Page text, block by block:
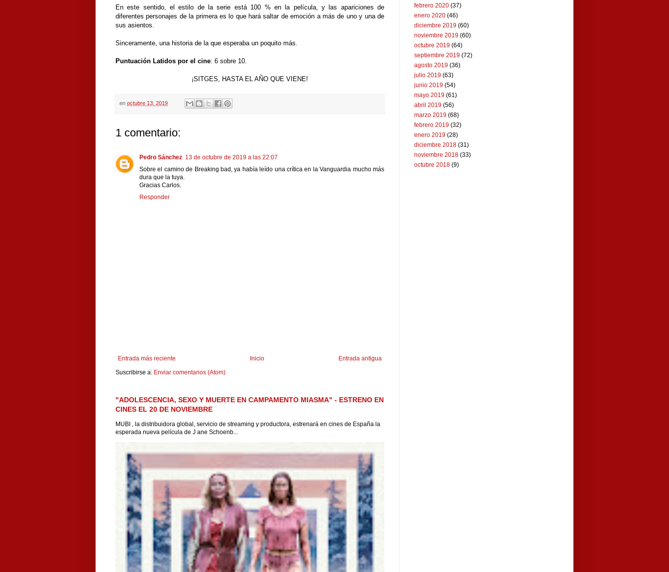
En este sentido, el estilo de la serie está 100 % en la película, y las apariciones de
diferentes personajes de la primera es lo que hará saltar de emoción a más de uno y una de
sus asientos.
Sinceramente, una historia de la que esperaba un poquito más.
Puntuación Latidos por el cine: 6 sobre 10.
¡SITGES, HASTA EL AÑO QUE VIENE!
en octubre 13, 2019
1 comentario:
Pedro Sánchez 13 de octubre de 2019 a las 22:07
Sobre el camino de Breaking bad, ya había leído una crítica en la Vanguardia mucho más
dura que la tuya.
Gracias Carlos.
Responder
Entrada más reciente Entrada antigua
Inicio
Suscribirse a: Enviar comentarios (Atom)
"ADOLESCENCIA, SEXO Y MUERTE EN CAMPAMENTO MIASMA" - ESTRENO EN
CINES EL 20 DE NOVIEMBRE
MUBI , la distribuidora global, servicio de streaming y productora, estrenará en cines de España la
esperada nueva película de J ane Schoenb...
febrero 2020 (37)
enero 2020 (46)
diciembre 2019 (60)
noviembre 2019 (60)
octubre 2019 (64)
septiembre 2019 (72)
agosto 2019 (36)
julio 2019 (63)
junio 2019 (54)
mayo 2019 (61)
abril 2019 (56)
marzo 2019 (68)
febrero 2019 (32)
enero 2019 (28)
diciembre 2018 (31)
noviembre 2018 (33)
octubre 2018 (9)